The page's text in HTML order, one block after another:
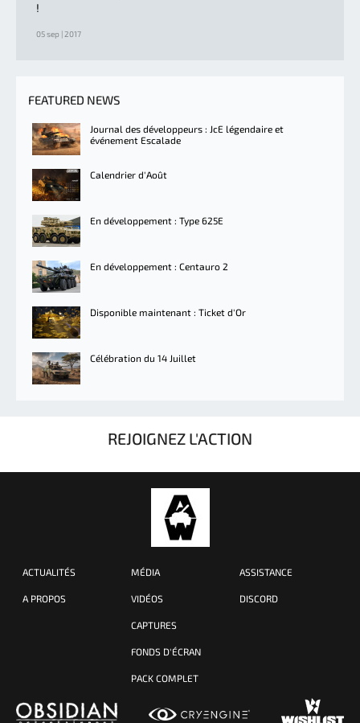
!
05 sep | 2017
FEATURED NEWS
Journal des développeurs : JcE légendaire et
événement Escalade
Calendrier d'Août
En développement : Type 625E
En développement : Centauro 2
Disponible maintenant : Ticket d'Or
Célébration du 14 Juillet
REJOIGNEZ L'ACTION
ACTUALITÉS
A PROPOS
MÉDIA
VIDÉOS
CAPTURES
FONDS D'ÉCRAN
PACK COMPLET
ASSISTANCE
DISCORD